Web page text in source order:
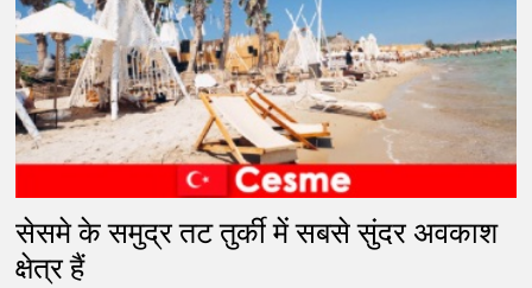
सेसमे के समुद्र तट तुर्की में सबसे सुंदर अवकाश
क्षेत्र हैं